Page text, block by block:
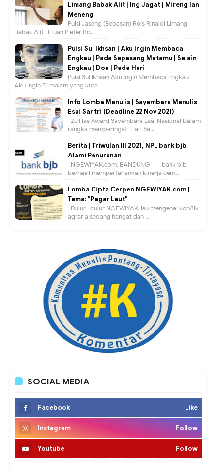
Limang Babak Alit | Ing Jagat | Mireng lan
Meneng
Puisi Jaseng (Bebasan) Rois Rinaldi Limang
Babak Alit I Tuan Pieter Bo...
Puisi Sul Ikhsan | Aku Ingin Membaca
Engkau | Pada Sepasang Matamu | Selain
Engkau | Doa | Pada Hari
Puisi Sul Ikhsan Aku Ingin Membaca Engkau
Aku ingin Di malam yang kura...
Info Lomba Menulis | Sayembara Menulis
Esai Santri (Deadline 22 Nov 2021)
ZulHas Award Sayembara Esai Nasional Dalam
rangka memperingati Hari Sa...
Berita | Triwulan III 2021, NPL bank bjb
Alami Penurunan
NGEWIYAK.com, BANDUNG — bank bjb
berhasil mempertahankan kinerja cem...
Lomba Cipta Cerpen NGEWIYAK.com |
Tema: "Pagar Laut"
Dulur- dulur NGEWIYAK, isu mengenai konflik
agraria sedang hangat dan ...
SOCIAL MEDIA
Facebook Like
Instagram Follow
Youtube Follow